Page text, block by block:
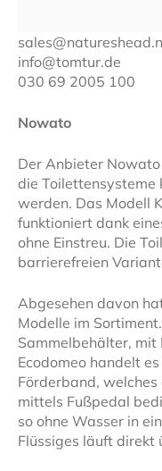
info@tomtur.de
030 69 2005 100
Nowato
Der Anbieter
die Toilettensysteme
werden. Das Modell
funktioniert dank
ohne Einstreu. Die
barrierefreien
Abgesehen davon
Modelle im
Sammelbehälter, mit
Ecodomeo handelt
Förderband,
mittels Fußpedal
so ohne Wasser in
Flüssiges läuft direkt